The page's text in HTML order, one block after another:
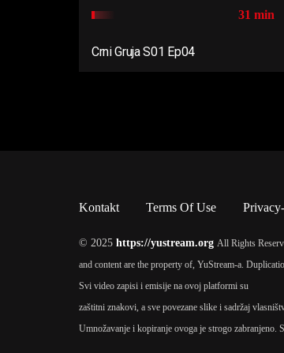
31 min
Crni Gruja S01 Ep04
Kontakt Terms Of Use
© 2025 https://yustream.org All Rights
and content are the property of, YuStream-a.
Svi video zapisi i emisije na ovoj platformi su
zaštitni znakovi, a sve povezane slike i sadržaj
Umnožavanje i kopiranje ovoga je strogo zabranjeno.